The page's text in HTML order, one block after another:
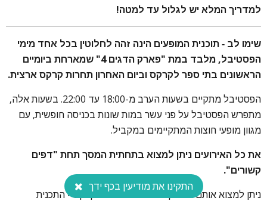
למדריך המלא יש לגלול עד למטה!
שימו לב - תוכנית המופעים הינה זהה לחלוטין בכל אחד מימי
הפסטיבל, מלבד במת "פארק הדגים 4" שמארחת ביומיים
הראשונים בתי ספר לקרקס וביום האחרון תחרות קרקס ארצית.
הפסטיבל מתקיים בשעות הערב מ-18:00 עד 22:00. בשעות אלה,
מתפרש הפסטיבל על פני עשר במות שונות בכניסה חופשית, עם
מגוון מופעי חוצות המתקיימים במקביל.
את כל האירועים ניתן למצוא בתחתית המסך תחת "דפים
קשורים".
ניתן למצוא אותם גם בקטגוריה "פסטיבל הקרקס - התכנית
התקינו את מודיעין בכף ידך